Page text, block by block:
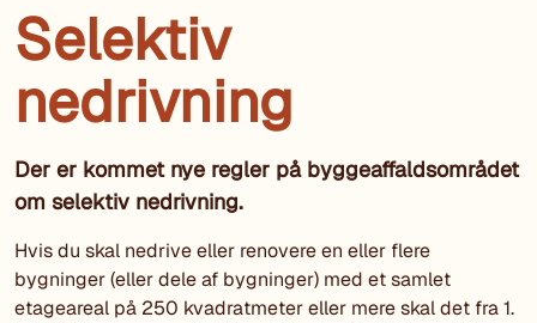
Selektiv
nedrivning
Der er kommet nye regler på byggeaffaldsområdet
om selektiv nedrivning.
Hvis du skal nedrive eller renovere en eller flere
bygninger (eller dele af bygninger) med et samlet
etageareal på 250 kvadratmeter eller mere skal det fra 1.